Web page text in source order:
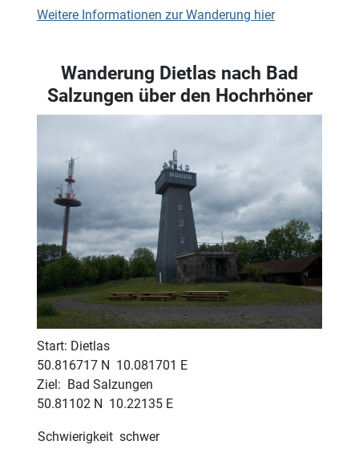
Weitere Informationen zur Wanderung hier
Wanderung Dietlas nach Bad
Salzungen über den Hochrhöner
Start: Dietlas
50.816717 N 10.081701 E
Ziel: Bad Salzungen
50.81102 N 10.22135 E
Schwierigkeit schwer